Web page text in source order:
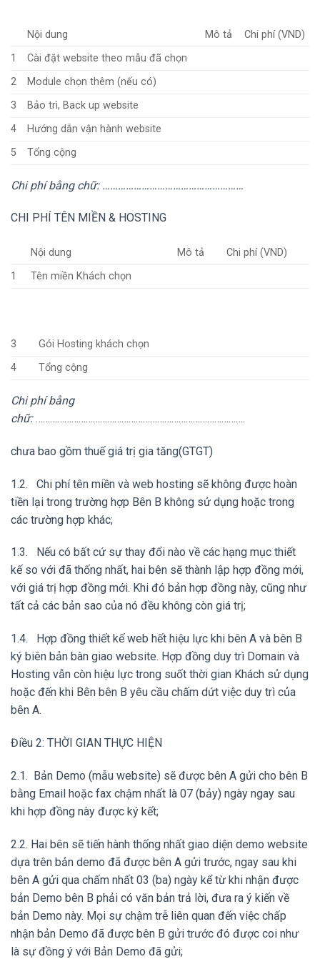
Nội dung Mô tả
Chi phí (VND)
1
Cài đặt website theo mẫu đã chọn
2
Module chọn thêm (nếu có)
3
Bảo trì, Back up website
4
Hướng dẫn vận hành website
5
Tổng cộng
Chi phí bằng chữ: ………………………………………………
CHI PHÍ TÊN MIỀN & HOSTING
Nội dung Mô tả
Chi phí (VND)
1
Tên miền Khách chọn
3
Gói Hosting khách chọn
4
Tổng cộng
Chi phí bằng
chữ:…………………………………………………………………………….
chưa bao gồm thuế giá trị gia tăng(GTGT)
1.2. Chi phí tên miền và web hosting sẽ không được hoàn
tiền lại trong trường hợp Bên B không sử dụng hoặc trong
các trường hợp khác;
1.3. Nếu có bất cứ sự thay đổi nào về các hạng mục thiết
kế so với đã thống nhất, hai bên sẽ thành lập hợp đồng mới,
với giá trị hợp đồng mới. Khi đó bản hợp đồng này, cũng như
tất cả các bản sao của nó đều không còn giá trị;
1.4. Hợp đồng thiết kế web hết hiệu lực khi bên A và bên B
ký biên bản bàn giao website. Hợp đồng duy trì Domain và
Hosting vẫn còn hiệu lực trong suốt thời gian Khách sử dụng
hoặc đến khi Bên bên B yêu cầu chấm dứt việc duy trì của
bên A.
Điều 2: THỜI GIAN THỰC HIỆN
2.1. Bản Demo (mẫu website) sẽ được bên A gửi cho bên B
bằng Email hoặc fax chậm nhất là 07 (bảy) ngày ngay sau
khi hợp đồng này được ký kết;
2.2. Hai bên sẽ tiến hành thống nhất giao diện demo website
dựa trên bản demo đã được bên A gửi trước, ngay sau khi
bên A gửi qua chấm nhất 03 (ba) ngày kể từ khi nhận được
bản Demo bên B phải có văn bản trả lời, đưa ra ý kiến về
bản Demo này. Mọi sự chậm trễ liên quan đến việc chấp
nhận bản Demo đã được bên B gửi trước đó được coi như
là sự đồng ý với Bản Demo đã gửi;